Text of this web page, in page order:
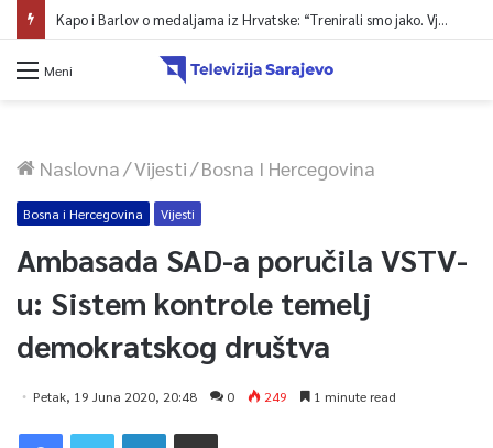
Kapo i Barlov o medaljama iz Hrvatske: “Trenirali smo jako. Vjerovali smo”
Meni
Naslovna/Vijesti/Bosna I Hercegovina
Bosna i Hercegovina Vijesti
Ambasada SAD-a poručila VSTV-
u: Sistem kontrole temelj
demokratskog društva
Petak, 19 Juna 2020, 20:48 0 249 1 minute read